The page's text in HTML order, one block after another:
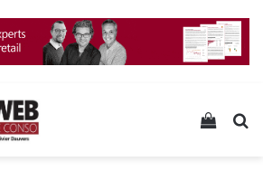
Voir